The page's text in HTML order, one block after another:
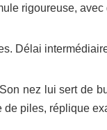
rigoureuse,
Délai
nez lui sert de
de piles, réplique